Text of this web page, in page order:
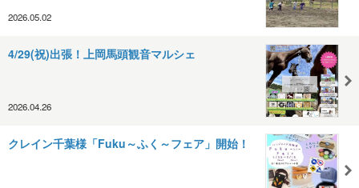
2026.05.02
4/29(祝)出張！上岡馬頭観音マルシェ
2026.04.26
クレイン千葉様「Fuku～ふく～フェア」開始！